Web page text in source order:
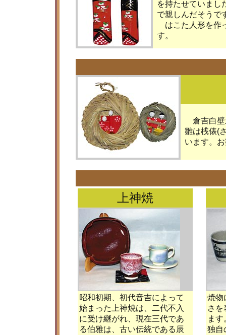
を持たせていまし
で親しんだそうで
はこた人形を作
す。
倉吉白
雛は桟俵(
います。
上神焼
昭和初期、初代音吉によって
始まった上神焼は、二代不入
に受け継がれ、現在三代であ
る伯雅は、古い伝統である辰
焼物
さを
ます
独自